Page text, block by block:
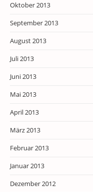
Oktober 2013
September 2013
August 2013
Juli 2013
Juni 2013
Mai 2013
April 2013
März 2013
Februar 2013
Januar 2013
Dezember 2012